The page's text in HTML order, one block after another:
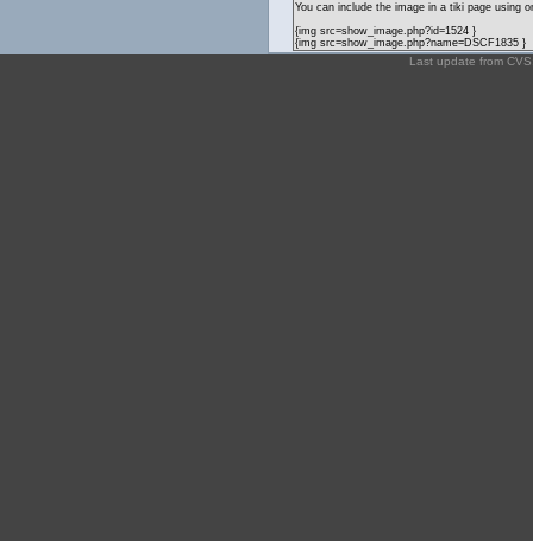
You can include the image in a tiki page using
{img src=show_image.php?id=1524 }
{img src=show_image.php?name=DSCF1835 }
Last update from